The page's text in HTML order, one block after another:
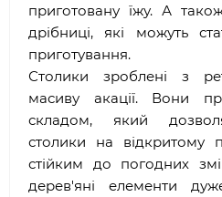
приготовану їжу. А також
дрібниці, які можуть
приготування.
Столики зроблені з
масиву акації. Вони
складом, який
столики на відкритому
стійким до погодних
дерев'яні елементи